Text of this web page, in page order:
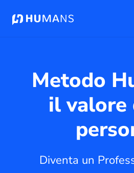
Metodo
il valore
Diventa un